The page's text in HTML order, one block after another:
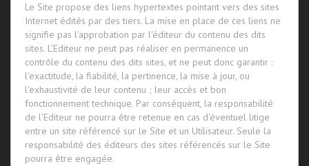
Le Site propose des liens hypertextes pointant vers des sites
Internet édités par des tiers. La mise en place de ces liens ne
signifie pas l'approbation par l'éditeur du contenu des dits
sites. L'Editeur ne peut pas réaliser en permanence un
contrôle du contenu des dits sites, et ne peut donc garantir :
l'exactitude, la fiabilité, la pertinence, la mise à jour, ou
l'exhaustivité de leur contenu ; leur accès et bon
fonctionnement technique. Par conséquent, la responsabilité
de l'Editeur ne pourra être retenue en cas d'éventuel litige
entre un site référencé sur le Site et un Utilisateur. Seule la
responsabilité des éditeurs des sites référencés sur le Site
pourra être engagée.